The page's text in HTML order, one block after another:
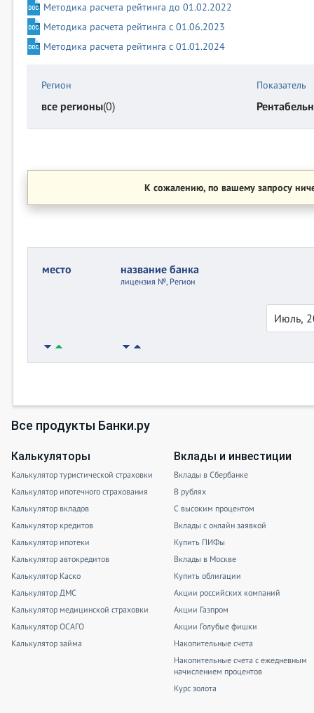
Методика расчета рейтинга до 01.02.2022
Методика расчета рейтинга с 01.06.2023
Методика расчета рейтинга с 01.01.2024
Регион
все регионы(0)
Показатель
К сожалению, по вашему запросу
место название банка
лицензия №, Регион
Все продукты Банки.ру
Калькуляторы
Калькулятор туристической страховки
Калькулятор ипотечного страхования
Калькулятор вкладов
Калькулятор кредитов
Калькулятор ипотеки
Калькулятор автокредитов
Калькулятор Каско
Калькулятор ДМС
Калькулятор медицинской страховки
Калькулятор ОСАГО
Калькулятор займа
Вклады и инвестиции
Вклады в Сбербанке
В рублях
С высоким процентом
Вклады с онлайн заявкой
Купить ПИФы
Вклады в Москве
Купить облигации
Акции российских компаний
Акции Газпром
Акции Голубые фишки
Накопительные счета
Накопительные счета с ежедневным
начислением процентов
Курс золота